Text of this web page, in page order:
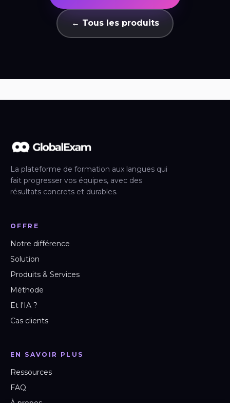
← Tous les produits
La plateforme de formation aux langues qui
fait progresser vos équipes, avec des
résultats concrets et durables.
OFFRE
Notre différence
Solution
Produits & Services
Méthode
Et l'IA ?
Cas clients
EN SAVOIR PLUS
Ressources
FAQ